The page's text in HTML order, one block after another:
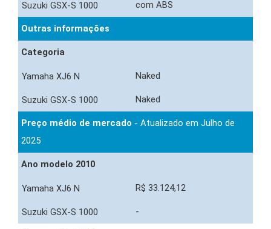
com ABS
Outras informações
Categoria
Naked
Naked
Preço médio de mercado - Atualizado em Julho de
2025
Ano modelo 2010
R$ 33.124,12
-